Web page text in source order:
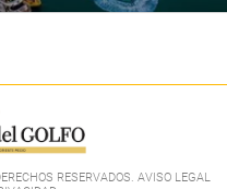
RESERVADOS. AVISO LEGAL